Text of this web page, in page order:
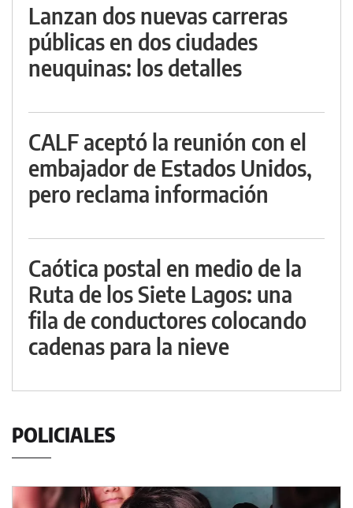
Lanzan dos nuevas carreras
públicas en dos ciudades
neuquinas: los detalles
CALF aceptó la reunión con el
embajador de Estados Unidos,
pero reclama información
Caótica postal en medio de la
Ruta de los Siete Lagos: una
fila de conductores colocando
cadenas para la nieve
POLICIALES